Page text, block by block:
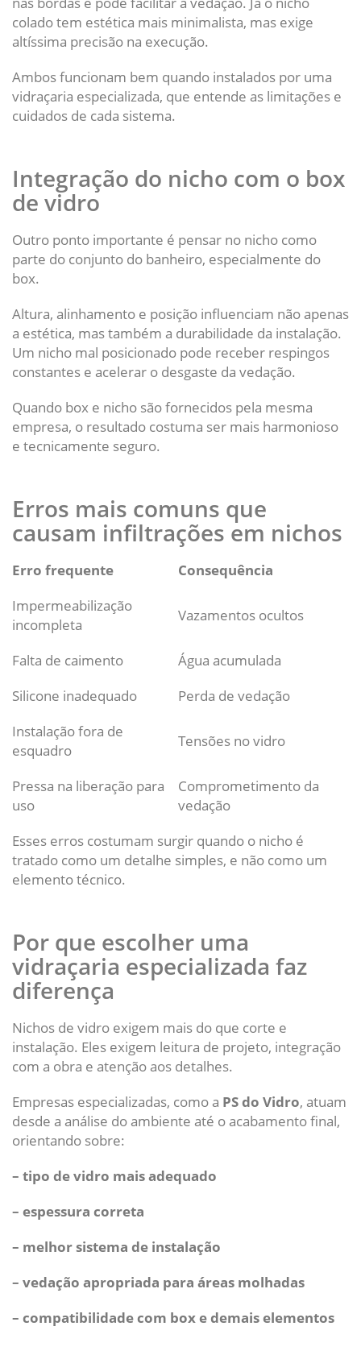
colado tem estética mais minimalista, mas exige
altíssima precisão na execução.
Ambos funcionam bem quando instalados por uma
vidraçaria especializada, que entende as limitações e
cuidados de cada sistema.
Integração do nicho com o box
de vidro
Outro ponto importante é pensar no nicho como
parte do conjunto do banheiro, especialmente do
box.
Altura, alinhamento e posição influenciam não apenas
a estética, mas também a durabilidade da instalação.
Um nicho mal posicionado pode receber respingos
constantes e acelerar o desgaste da vedação.
Quando box e nicho são fornecidos pela mesma
empresa, o resultado costuma ser mais harmonioso
e tecnicamente seguro.
Erros mais comuns que
causam infiltrações em nichos
Erro frequente
Consequência
Impermeabilização
incompleta
Vazamentos ocultos
Falta de caimento
Água acumulada
Silicone inadequado
Perda de vedação
Instalação fora de
esquadro
Tensões no vidro
Pressa na liberação para
uso
Comprometimento da
vedação
Esses erros costumam surgir quando o nicho é
tratado como um detalhe simples, e não como um
elemento técnico.
Por que escolher uma
vidraçaria especializada faz
diferença
Nichos de vidro exigem mais do que corte e
instalação. Eles exigem leitura de projeto, integração
com a obra e atenção aos detalhes.
Empresas especializadas, como a PS do Vidro, atuam
desde a análise do ambiente até o acabamento final,
orientando sobre:
– tipo de vidro mais adequado
– espessura correta
– melhor sistema de instalação
– vedação apropriada para áreas molhadas
– compatibilidade com box e demais elementos